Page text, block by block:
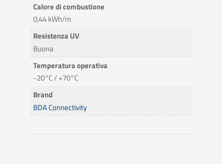
Calore di combustione
0,44 kWh/m
Resistenza UV
Buona
Temperatura operativa
-20°C / +70°C
Brand
BDA Connectivity